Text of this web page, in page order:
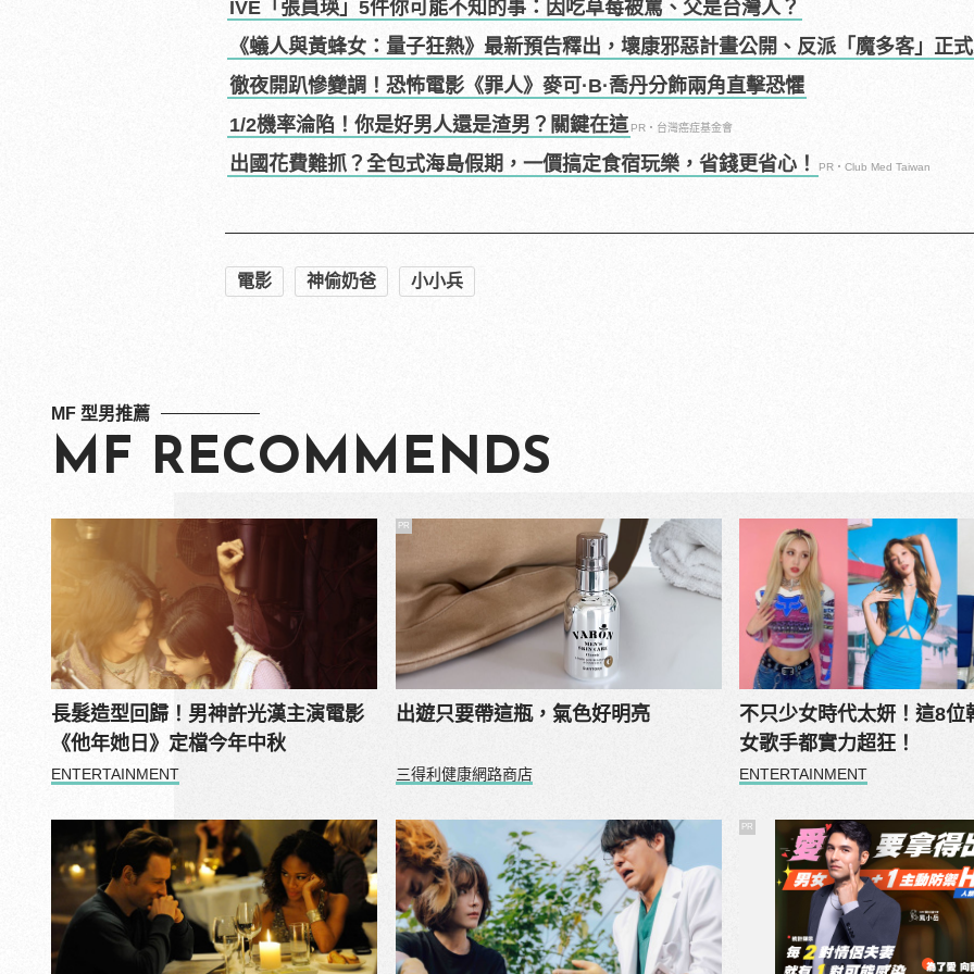
IVE「張員瑛」5件你可能不知的事：因吃草莓被罵、父是台灣人？
《蟻人與黃蜂女：量子狂熱》最新預告釋出，壞康邪惡計畫公開、反派「魔多客」正
徹夜開趴慘變調！恐怖電影《罪人》麥可·B·喬丹分飾兩角直擊恐懼
1/2機率淪陷！你是好男人還是渣男？關鍵在這 PR・台灣癌症基金會
出國花費難抓？全包式海島假期，一價搞定食宿玩樂，省錢更省心！ PR・Club Med Taiwan
電影 神偷奶爸 小小兵
MF 型男推薦
MF RECOMMENDS
長髮造型回歸！男神許光漢主演電影
《他年她日》定檔今年中秋
ENTERTAINMENT
PR
出遊只要帶這瓶，氣色好明亮
三得利健康網路商店
不只少女時代太妍！這8位
女歌手都實力超狂！
ENTERTAINMENT
PR